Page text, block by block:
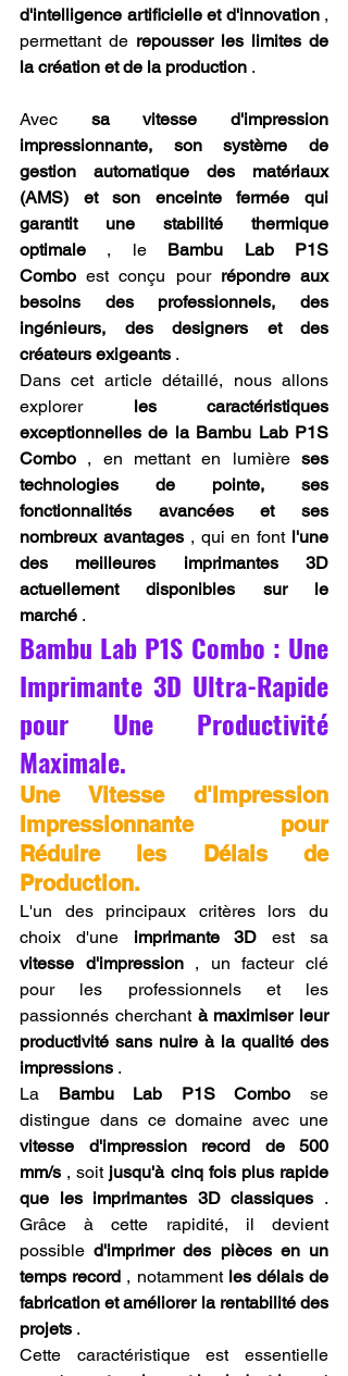
d'intelligence artificielle et d'innovation ,
permettant de repousser les limites de
la création et de la production .
Avec sa vitesse d'impression
impressionnante, son système de
gestion automatique des matériaux
(AMS) et son enceinte fermée qui
garantit une stabilité thermique
optimale , le Bambu Lab P1S
Combo est conçu pour répondre aux
besoins des professionnels, des
ingénieurs, des designers et des
créateurs exigeants .
Dans cet article détaillé, nous allons
explorer les caractéristiques
exceptionnelles de la Bambu Lab P1S
Combo , en mettant en lumière ses
technologies de pointe, ses
fonctionnalités avancées et ses
nombreux avantages , qui en font l'une
des meilleures imprimantes 3D
actuellement disponibles sur le
marché .
Bambu Lab P1S Combo : Une
Imprimante 3D Ultra-Rapide
pour Une Productivité
Maximale.
Une Vitesse d'Impression
Impressionnante pour
Réduire les Délais de
Production.
L'un des principaux critères lors du
choix d'une imprimante 3D
vitesse d'impression , un facteur clé
pour les professionnels et les
passionnés cherchant à maximiser leur
productivité sans nuire à la qualité des
impressions .
La Bambu Lab P1S Combo se
vitesse d'impression record de 500
mm/s , soit jusqu'à cinq fois plus rapide
que les imprimantes 3D classiques .
Grâce à cette rapidité, il devient
possible d'imprimer des pièces en un
temps record , notamment les délais de
fabrication et améliorer la rentabilité des
projets .
Cette caractéristique est essentielle